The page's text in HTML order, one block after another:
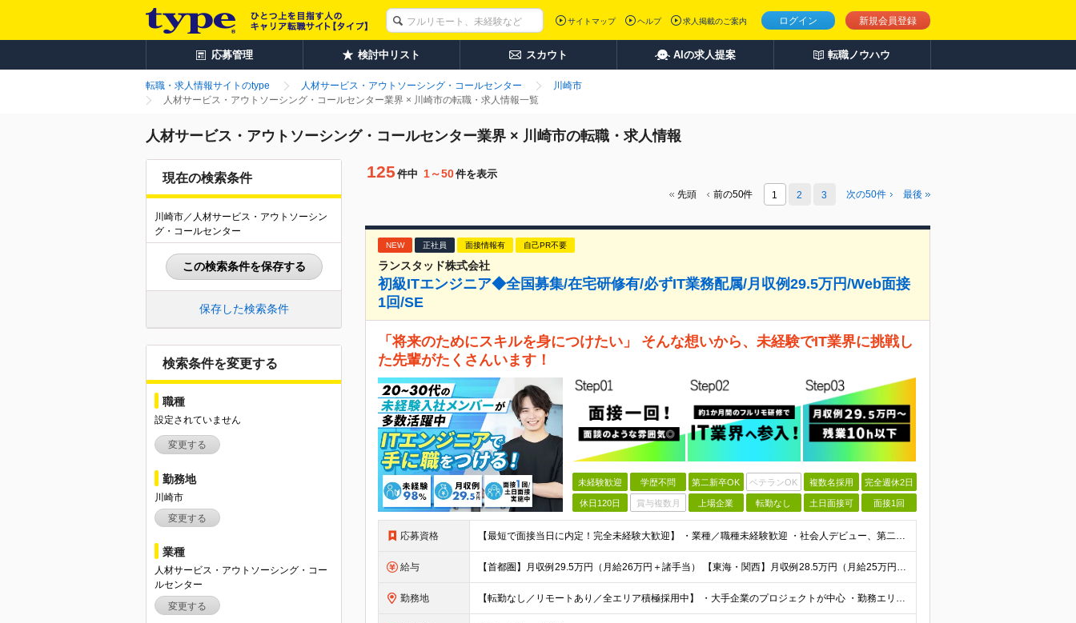
ログイン 新規会員登録
サイトマップ ヘルプ 求人掲載のご案内
応募管理 検討中リスト スカウト AIの求人提案 転職ノウハウ
転職・求人情報サイトのtype 人材サービス・アウトソーシング・コールセンター
川崎市
人材サービス・アウトソーシング・コールセンター業界 × 川崎市の転職・求人情報一覧
人材サービス・アウトソーシング・コールセンター業界 × 川崎市の転職・求人情報
現在の検索条件
川崎市／人材サービス・アウトソーシン
グ・コールセンター
この検索条件を保存する
保存した検索条件
検索条件を変更する
職種
設定されていません
変更する
勤務地
川崎市
変更する
業種
人材サービス・アウトソーシング・コー
ルセンター
変更する
125 件中 1～50件を表示
先頭 前の50件 1 2 3 次の50件 最後
NEW 正社員 面接情報有 自己PR不要
ランスタッド株式会社
初級ITエンジニア◆全国募集/在宅研修有/必ずIT業務配属/月収例29.5万円/Web面接
1回/SE
「将来のためにスキルを身につけたい」 そんな想いから、未経験でIT業界に挑戦し
た先輩がたくさんいます！
未経験歓迎 学歴不問 第二新卒OK ベテランOK 複数名採用 完全週休2日
休日120日 賞与複数月 上場企業 転勤なし 土日面接可 面接1回
応募資格 【最短で面接当日に内定！完全未経験大歓迎】 ・業種／職種未経験歓迎 ・社会人デビュー、第二新卒、既卒者大歓迎 ・学歴不問（文系、理系不問） ・20代～30代、男女問わず活躍中 ・服装、髪色自由 ・明確
給与 【首都圏】月収例29.5万円（月給26万円＋諸手当） 【東海・関西】月収例28.5万円（月給25万円＋諸手当） 【九州】月収例26万円（月給23万円＋諸手当） ※経験・スキル・前職給与を踏まえ、総合
勤務地 【転勤なし／リモートあり／全エリア積極採用中】 ・大手企業のプロジェクトが中心 ・勤務エリアは希望を考慮し決定 ・研修はリモートメインで実施します ・U&Iターンの方も大歓迎◎ ＜主なエリア＞ ■首